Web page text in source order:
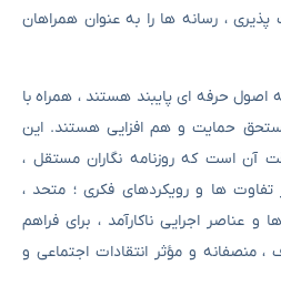
، رسانه ها را به عنوان همراهان
اصول حرفه ای پایبند هستند ، همراه با
حمایت و هم افزایی هستند. این
آن است که روزنامه نگاران مستقل ،
ها و رویکردهای فکری ؛ متحد ،
و عناصر اجرایی ناکارآمد ، برای فراهم
منصفانه و مؤثر انتقادات اجتماعی و